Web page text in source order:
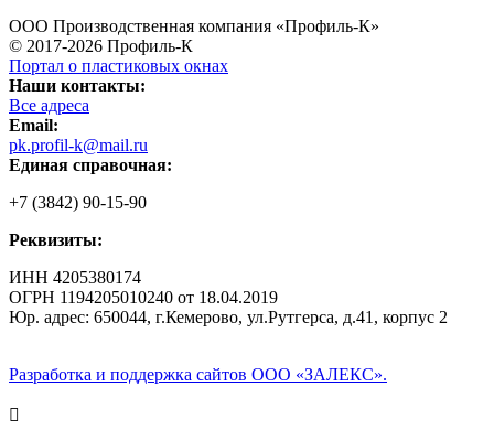
ООО Производственная компания «Профиль-К»
© 2017-2026 Профиль-К
Портал о пластиковых окнах
Наши контакты:
Все адреса
Email:
pk.profil-k@mail.ru
Единая справочная:
+7 (3842) 90-15-90
Реквизиты:
ИНН 4205380174
ОГРН 1194205010240 от 18.04.2019
Юр. адрес: 650044, г.Кемерово, ул.Рутгерса, д.41, корпус 2
Разработка и поддержка сайтов ООО «ЗАЛЕКС».
